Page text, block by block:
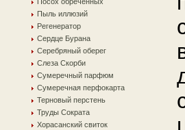
Пыль иллюзий
Регенератор
Сердце Бурана
Серебряный оберег
Слеза Скорби
Сумеречный парфюм
Сумеречная перфокарта
Терновый перстень
Труды Сократа
Хорасанский свиток